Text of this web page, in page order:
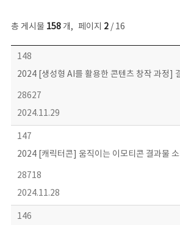
총 게시물 158개, 페이지 2/ 16
콘텐츠이슈 목록 - 번호, 제목, 작성자, 파일, 조회수, 작성일 정보 제공
148
2024 [생성형 AI를 활용한 콘텐츠 창작 과정]
28627
2024.11.29
147
2024 [캐릭터콘] 움직이는 이모티콘 결과물 소
28718
2024.11.28
146